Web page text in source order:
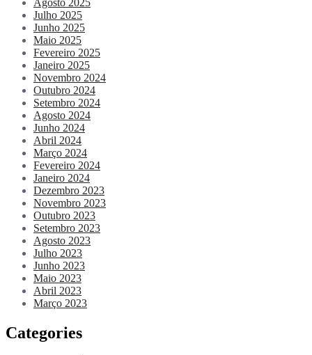
Agosto 2025
Julho 2025
Junho 2025
Maio 2025
Fevereiro 2025
Janeiro 2025
Novembro 2024
Outubro 2024
Setembro 2024
Agosto 2024
Junho 2024
Abril 2024
Março 2024
Fevereiro 2024
Janeiro 2024
Dezembro 2023
Novembro 2023
Outubro 2023
Setembro 2023
Agosto 2023
Julho 2023
Junho 2023
Maio 2023
Abril 2023
Março 2023
Categories